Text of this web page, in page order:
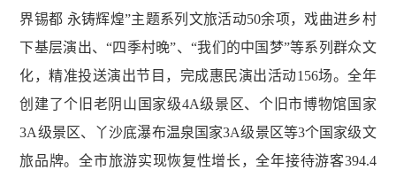
界锡都 永铸辉煌”主题系列文旅活动50余项，戏曲进乡村
下基层演出、“四季村晚”、“我们的中国梦”等系列群众文
化，精准投送演出节目，完成惠民演出活动156场。全年
创建了个旧老阴山国家级4A级景区、个旧市博物馆国家
3A级景区、丫沙底瀑布温泉国家3A级景区等3个国家级文
旅品牌。全市旅游实现恢复性增长，全年接待游客394.4